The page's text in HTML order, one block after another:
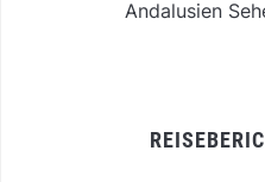
Andalusien